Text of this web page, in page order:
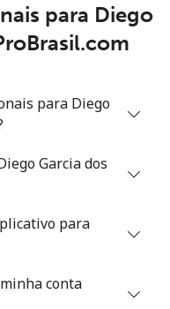
para Diego
para Diego
Garcia dos
para
conta